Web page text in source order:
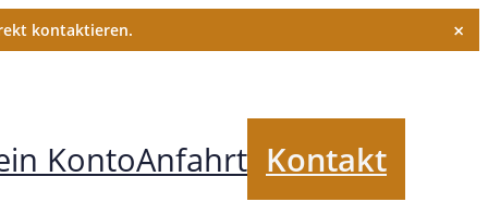
kontaktieren. ×
KontoAnfahrt Kontakt